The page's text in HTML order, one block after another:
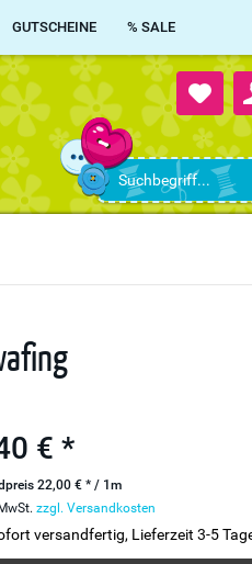
GUTSCHEINE % SALE
€ *
22,00 € * / 1m
zzgl. Versandkosten
versandfertig, Lieferzeit 3-5